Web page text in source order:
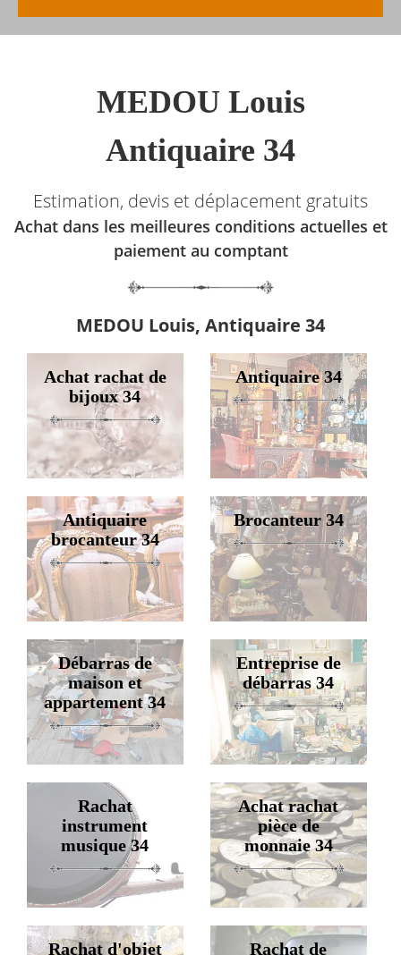
MEDOU Louis
Antiquaire 34
Estimation, devis et déplacement gratuits
Achat dans les meilleures conditions actuelles et
paiement au comptant
MEDOU Louis, Antiquaire 34
Achat rachat de
bijoux 34
Antiquaire 34
Antiquaire
brocanteur 34
Brocanteur 34
Débarras de
maison et
appartement 34
Entreprise de
débarras 34
Rachat
instrument
musique 34
Achat rachat
pièce de
monnaie 34
Rachat d'objet
Rachat de